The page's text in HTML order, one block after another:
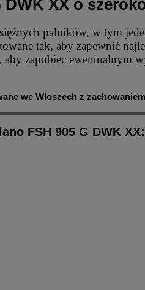
DWK XX o
palników, w tym
tak, aby zapewnić
zapobiec ewentualnym
we Włoszech z
FSH 905 G DWK XX: